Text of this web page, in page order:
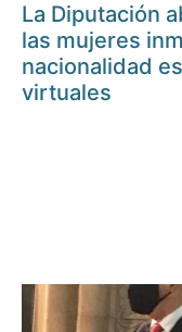
La Diputación
las mujeres
nacionalidad
virtuales